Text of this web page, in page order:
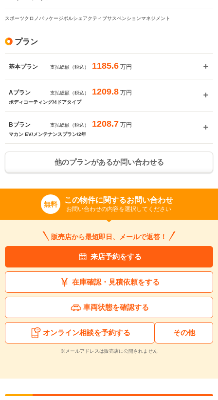
スポーツクロノパッケージポルシェアクティブサスペンションマネジメント
プラン
基本プラン 支払総額（税込） 1185.6 万円
Aプラン 支払総額（税込） 1209.8 万円
ボディコーティング/4ドアタイプ
Bプラン 支払総額（税込） 1208.7 万円
マカン EV/メンテナンスプラン/2年
他のプランがあるか問い合わせる
無料 この物件に関するお問い合わせ
お問い合わせの内容を選択してください
販売店から最短即日、メールで返答！
来店予約をする
在庫確認・見積依頼をする
車両状態を確認する
オンライン相談を予約する その他
※メールアドレスは販売店に公開されません